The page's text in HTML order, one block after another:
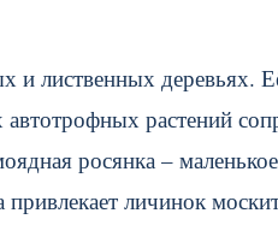
и лиственных деревьях.
растений
росянка –
привлекает личинок